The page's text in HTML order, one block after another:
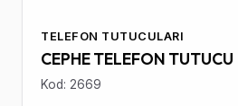
TELEFON TUTUCULARI
CEPHE TELEFON TUTUCU
Kod: 2669